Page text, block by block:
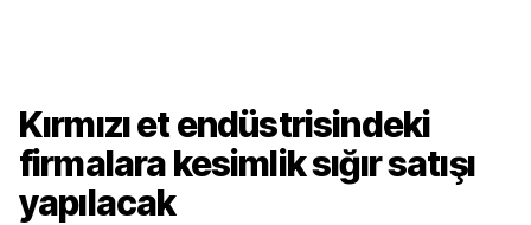
Kırmızı et endüstrisindeki
firmalara kesimlik sığır satışı
yapılacak